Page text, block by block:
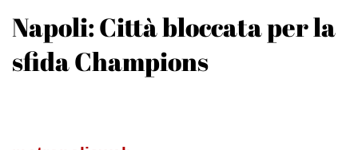
Napoli: Città bloccata per la
sfida Champions